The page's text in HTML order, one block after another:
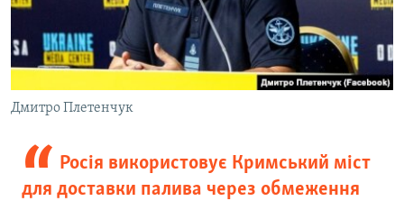
Дмитро Плетенчук
Росія використовує Кримський міст
для доставки палива через обмеження